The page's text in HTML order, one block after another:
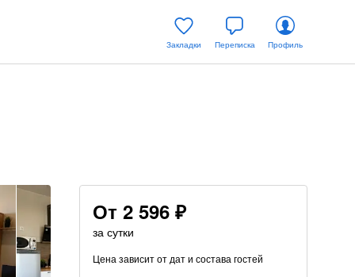
Закладки Переписка Профиль
От 2 596 ₽
за сутки
Цена зависит от дат и состава гостей